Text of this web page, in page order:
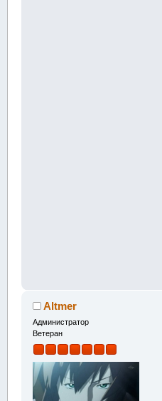
Altmer
Администратор
Ветеран